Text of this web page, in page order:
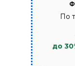
до
По